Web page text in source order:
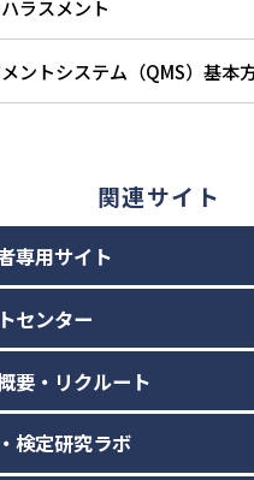
ラスメント
ントシステム（QMS）基本
関連サイト
専用サイト
センター
要・リクルート
検定研究ラボ